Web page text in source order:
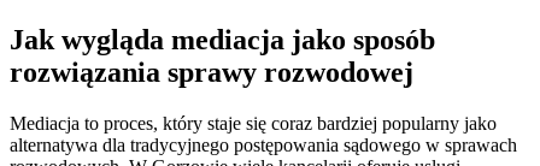
Jak wygląda mediacja jako sposób
rozwiązania sprawy rozwodowej
Mediacja to proces, który staje się coraz bardziej popularny jako
alternatywa dla tradycyjnego postępowania sądowego w sprawach